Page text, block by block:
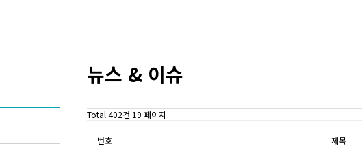
뉴스 & 이슈
Total 402건 19 페이지
번호 제목